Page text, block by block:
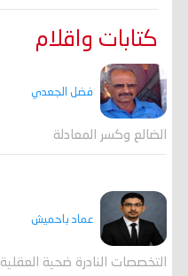
كتابات واقلام
فضل الجعدي
الضالع وكسر المعادلة
عماد باحميش
التخصصات النادرة ضحية العقلية